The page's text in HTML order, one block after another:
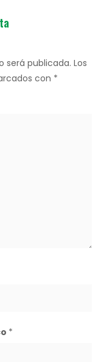
será publicada. Los
con *
*